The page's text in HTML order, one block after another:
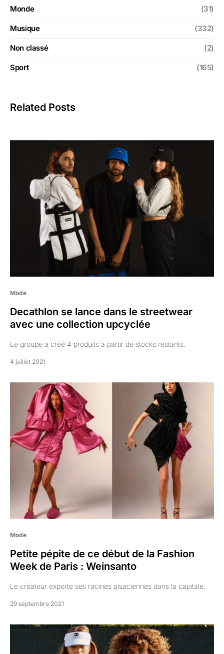
Monde (31)
Musique (332)
Non classé (2)
Sport (165)
Related Posts
Mode
Decathlon se lance dans le streetwear
avec une collection upcyclée
Le groupe a créé 4 produits à partir de stocks restants.
4 juillet 2021
Mode
Petite pépite de ce début de la Fashion
Week de Paris : Weinsanto
Le créateur exporte ses racines alsaciennes dans la capitale.
29 septembre 2021